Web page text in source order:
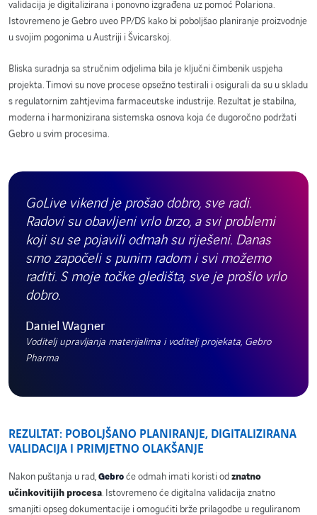
validacija je digitalizirana i ponovno izgrađena uz pomoć Polariona.
Istovremeno je Gebro uveo PP/DS kako bi poboljšao planiranje proizvodnje
u svojim pogonima u Austriji i Švicarskoj.
Bliska suradnja sa stručnim odjelima bila je ključni čimbenik uspjeha
projekta. Timovi su nove procese opsežno testirali i osigurali da su u skladu
s regulatornim zahtjevima farmaceutske industrije. Rezultat je stabilna,
moderna i harmonizirana sistemska osnova koja će dugoročno podržati
Gebro u svim procesima.
GoLive vikend je prošao dobro, sve radi.
Radovi su obavljeni vrlo brzo, a svi problemi
koji su se pojavili odmah su riješeni. Danas
smo započeli s punim radom i svi možemo
raditi. S moje točke gledišta, sve je prošlo vrlo
dobro.
Daniel Wagner
Voditelj upravljanja materijalima i voditelj projekata, Gebro
Pharma
REZULTAT: POBOLJŠANO PLANIRANJE, DIGITALIZIRANA
VALIDACIJA I PRIMJETNO OLAKŠANJE
Nakon puštanja u rad,Gebroće odmah imati koristi odznatno
učinkovitijih procesa. Istovremeno će digitalna validacija znatno
smanjiti opseg dokumentacije i omogućiti brže prilagodbe u reguliranom